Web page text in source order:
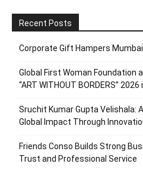
Recent Posts
Corporate Gift Hampers
Global First Woman Foundation
“ART WITHOUT BORDERS”
Sruchit Kumar Gupta Velishala:
Global Impact Through
Friends Conso Builds Strong
Trust and Professional Service